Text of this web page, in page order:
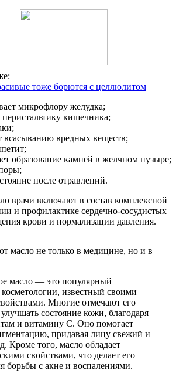
тоже борются с целлюлитом
микрофлору желудка;
кишечника;
всасыванию вредных веществ;
образование камней в желчном пузыре;
после отравлений.
врачи включают в состав комплексной
и профилактике сердечно-сосудистых
крови и нормализации давления.
масло не только в медицине, но и в
масло — это популярный
известный своими
Многие отмечают его
состояние кожи, благодаря
и витамину C. Оно помогает
придавая лицу свежий и
Кроме того, масло обладает
свойствами, что делает его
борьбы с акне и воспалениями.